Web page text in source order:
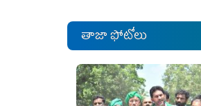
తాజా ఫోటోలు